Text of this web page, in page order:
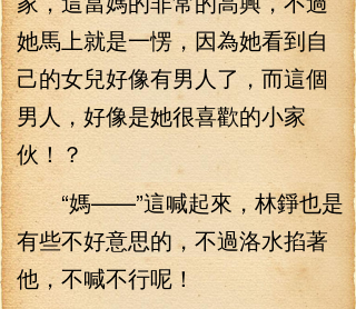
她馬上就是一愣，因為她看到自
己的女兒好像有男人了，而這個
男人，好像是她很喜歡的小家
伙！？
“媽——”這喊起來，林錚也是
有些不好意思的，不過洛水掐著
他，不喊不行呢！